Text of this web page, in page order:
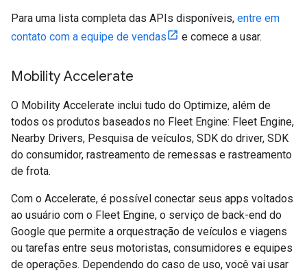
Para uma lista completa das APIs disponíveis, entre em
contato com a equipe de vendas
e comece a usar.
Mobility Accelerate
O Mobility Accelerate inclui tudo do Optimize, além de
todos os produtos baseados no Fleet Engine: Fleet Engine,
Nearby Drivers, Pesquisa de veículos, SDK do driver, SDK
do consumidor, rastreamento de remessas e rastreamento
de frota.
Com o Accelerate, é possível conectar seus apps voltados
ao usuário com o Fleet Engine, o serviço de back-end do
Google que permite a orquestração de veículos e viagens
ou tarefas entre seus motoristas, consumidores e equipes
de operações. Dependendo do caso de uso, você vai usar